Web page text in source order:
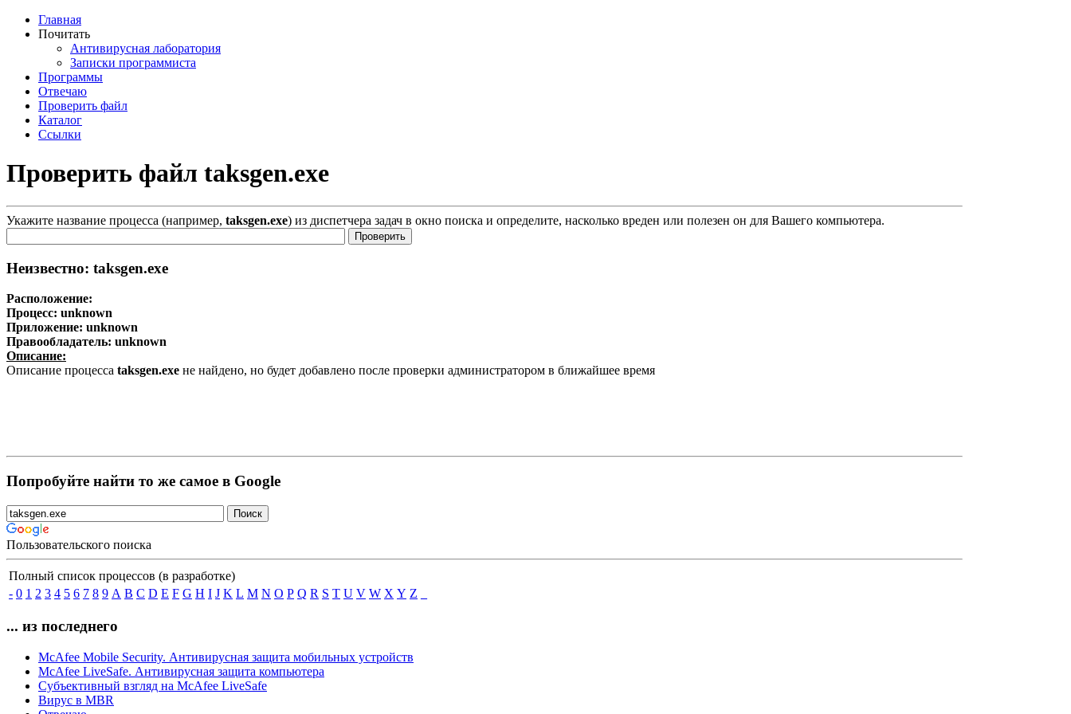
Главная
Почитать
Антивирусная лаборатория
Записки программиста
Программы
Отвечаю
Проверить файл
Каталог
Ссылки
Проверить файл taksgen.exe
Укажите название процесса (например, taksgen.exe) из диспетчера задач в окно поиска и определите, насколько вреден или полезен он для Вашего компьютера.
Неизвестно: taksgen.exe
Расположение:
Процесс: unknown
Приложение: unknown
Правообладатель: unknown
Описание:
Описание процесса taksgen.exe не найдено, но будет добавлено после проверки администратором в ближайшее время
Попробуйте найти то же самое в Google
Пользовательского поиска
Полный список процессов (в разработке)
- 0 1 2 3 4 5 6 7 8 9 A B C D E F G H I J K L M N O P Q R S T U V W X Y Z
... из последнего
McAfee Mobile Security. Антивирусная защита мобильных устройств
McAfee LiveSafe. Антивирусная защита компьютера
Субъективный взгляд на McAfee LiveSafe
Вирус в MBR